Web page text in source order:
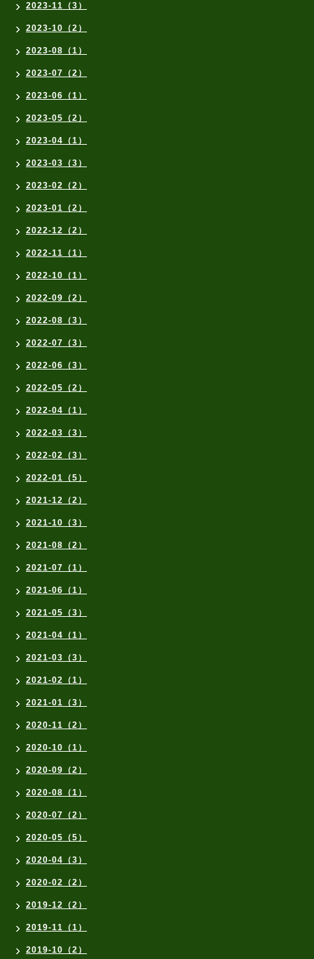
2023-11（3）
2023-10（2）
2023-08（1）
2023-07（2）
2023-06（1）
2023-05（2）
2023-04（1）
2023-03（3）
2023-02（2）
2023-01（2）
2022-12（2）
2022-11（1）
2022-10（1）
2022-09（2）
2022-08（3）
2022-07（3）
2022-06（3）
2022-05（2）
2022-04（1）
2022-03（3）
2022-02（3）
2022-01（5）
2021-12（2）
2021-10（3）
2021-08（2）
2021-07（1）
2021-06（1）
2021-05（3）
2021-04（1）
2021-03（3）
2021-02（1）
2021-01（3）
2020-11（2）
2020-10（1）
2020-09（2）
2020-08（1）
2020-07（2）
2020-05（5）
2020-04（3）
2020-02（2）
2019-12（2）
2019-11（1）
2019-10（2）